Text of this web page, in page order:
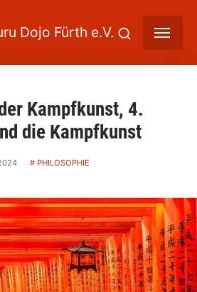
Kampfkunst, 4.
die Kampfkunst
PHILOSOPHIE